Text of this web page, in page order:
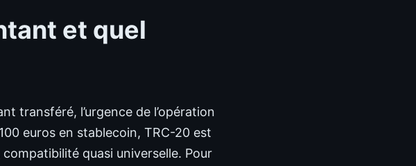
et quel
transféré, l’urgence de l’opération
euros en stablecoin, TRC-20 est
quasi universelle. Pour